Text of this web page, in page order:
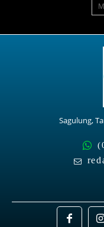
Sagulung,